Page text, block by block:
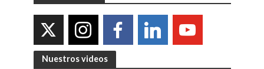
Nuestros videos